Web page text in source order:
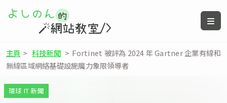
主頁 > 科技新聞 > Fortinet 被評為 2024 年 Gartner 企業有線和
無線區域網絡基礎設施魔力象限領導者
環球 IT 新聞